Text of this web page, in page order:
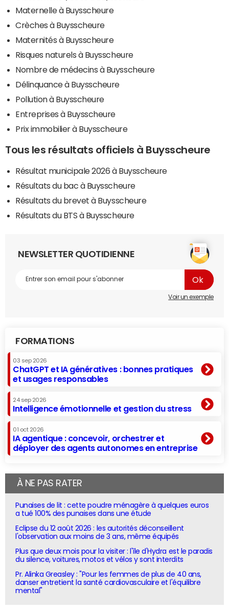
Maternelle à Buysscheure
Crèches à Buysscheure
Maternités à Buysscheure
Risques naturels à Buysscheure
Nombre de médecins à Buysscheure
Délinquance à Buysscheure
Pollution à Buysscheure
Entreprises à Buysscheure
Prix immobilier à Buysscheure
Tous les résultats officiels à Buysscheure
Résultat municipale 2026 à Buysscheure
Résultats du bac à Buysscheure
Résultats du brevet à Buysscheure
Résultats du BTS à Buysscheure
NEWSLETTER QUOTIDIENNE
Voir un exemple
FORMATIONS
03 sep 2026
ChatGPT et IA génératives : bonnes pratiques
et usages responsables
24 sep 2026
Intelligence émotionnelle et gestion du stress
01 oct 2026
IA agentique : concevoir, orchestrer et
déployer des agents autonomes en entreprise
À NE PAS RATER
Punaises de lit : cette poudre ménagère à quelques euros
a tué 100% des punaises dans une étude
Eclipse du 12 août 2026 : les autorités déconseillent
l'observation aux moins de 3 ans, même équipés
Plus que deux mois pour la visiter : l'île d'Hydra est le paradis
du silence, voitures, motos et vélos y sont interdits
Pr. Alinka Greasley : "Pour les femmes de plus de 40 ans,
danser entretient la santé cardiovasculaire et l'équilibre
mental"